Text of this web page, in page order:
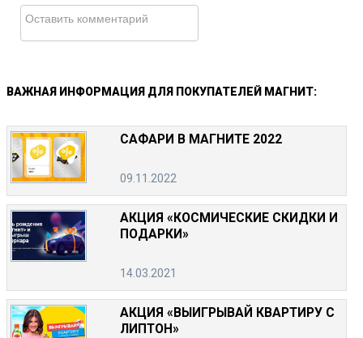
ВАЖНАЯ ИНФОРМАЦИЯ ДЛЯ ПОКУПАТЕЛЕЙ МАГНИТ:
САФАРИ В МАГНИТЕ 2022
09.11.2022
АКЦИЯ «КОСМИЧЕСКИЕ СКИДКИ И
ПОДАРКИ»
14.03.2021
АКЦИЯ «ВЫИГРЫВАЙ КВАРТИРУ С
ЛИПТОН»